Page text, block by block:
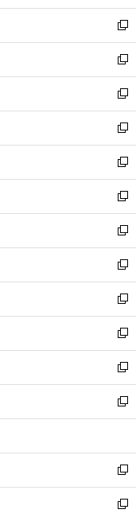
開
く
ウ
で
開
く
ン
ド
ウ
で
開
く
ウ
ィ
ン
ド
ウ
で
開
く
新
し
い
ウ
ィ
ン
ド
ウ
で
開
く
新
し
い
ウ
ィ
ン
ド
ウ
で
開
く
新
し
い
ウ
ィ
ン
ド
ウ
で
開
く
新
し
い
ウ
ィ
ン
ド
ウ
で
開
く
新
し
い
ウ
ィ
ン
ド
ウ
で
開
く
新
し
い
ウ
ィ
ン
ド
ウ
で
開
く
新
し
い
ウ
ィ
ン
ド
ウ
で
開
く
新
し
い
ウ
ィ
ン
ド
ウ
で
開
新
し
い
ウ
ィ
ン
ド
ウ
開
く
新
し
い
ウ
ィ
ン
ウ
で
開
く
新
し
い
ウ
ン
ド
ウ
で
新
し
ウ
ィ
ン
ド
新
し
い
新